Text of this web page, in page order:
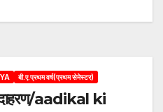
बी.ए.प्रथम वर्ष(प्रथम सेमेस्टर)
aadikal ki